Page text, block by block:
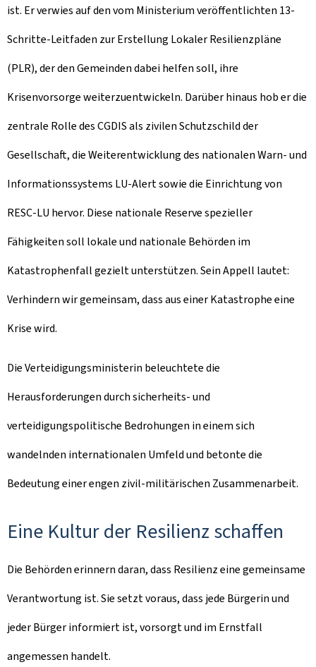
ist. Er verwies auf den vom Ministerium veröffentlichten 13-
Schritte-Leitfaden zur Erstellung Lokaler Resilienzpläne
(PLR), der den Gemeinden dabei helfen soll, ihre
Krisenvorsorge weiterzuentwickeln. Darüber hinaus hob er die
zentrale Rolle des CGDIS als zivilen Schutzschild der
Gesellschaft, die Weiterentwicklung des nationalen Warn- und
Informationssystems LU-Alert sowie die Einrichtung von
RESC-LU hervor. Diese nationale Reserve spezieller
Fähigkeiten soll lokale und nationale Behörden im
Katastrophenfall gezielt unterstützen. Sein Appell lautet:
Verhindern wir gemeinsam, dass aus einer Katastrophe eine
Krise wird.
Die Verteidigungsministerin beleuchtete die
Herausforderungen durch sicherheits- und
verteidigungspolitische Bedrohungen in einem sich
wandelnden internationalen Umfeld und betonte die
Bedeutung einer engen zivil-militärischen Zusammenarbeit.
Eine Kultur der Resilienz schaffen
Die Behörden erinnern daran, dass Resilienz eine gemeinsame
Verantwortung ist. Sie setzt voraus, dass jede Bürgerin und
jeder Bürger informiert ist, vorsorgt und im Ernstfall
angemessen handelt.